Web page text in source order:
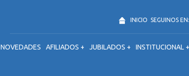
INICIO SEGUINOS EN:
NOVEDADES AFILIADOS + JUBILADOS + INSTITUCIONAL +